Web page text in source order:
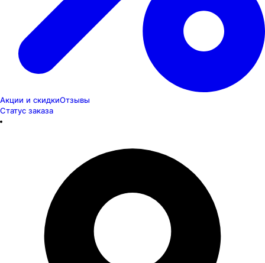
Акции и скидкиОтзывы
Статус заказа